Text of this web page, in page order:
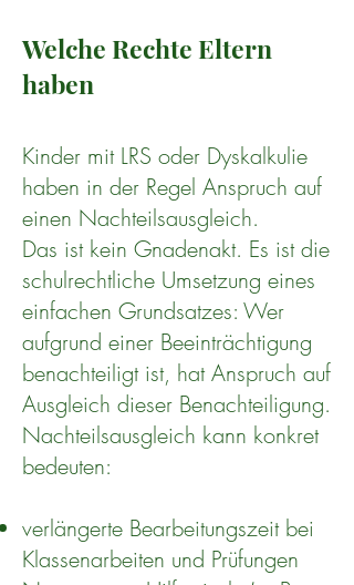
Welche Rechte Eltern
haben
Kinder mit LRS oder Dyskalkulie
haben in der Regel Anspruch auf
einen Nachteilsausgleich.
Das ist kein Gnadenakt. Es ist die
schulrechtliche Umsetzung eines
einfachen Grundsatzes: Wer
aufgrund einer Beeinträchtigung
benachteiligt ist, hat Anspruch auf
Ausgleich dieser Benachteiligung.
Nachteilsausgleich kann konkret
bedeuten:
verlängerte Bearbeitungszeit bei
Klassenarbeiten und Prüfungen